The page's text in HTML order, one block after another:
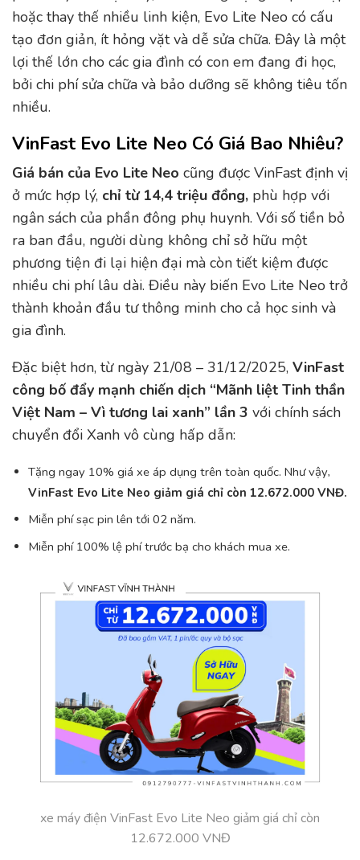
hoặc thay thế nhiều linh kiện, Evo Lite Neo có cấu
tạo đơn giản, ít hỏng vặt và dễ sửa chữa. Đây là một
lợi thế lớn cho các gia đình có con em đang đi học,
bởi chi phí sửa chữa và bảo dưỡng sẽ không tiêu tốn
nhiều.
VinFast Evo Lite Neo Có Giá Bao Nhiêu?
Giá bán của Evo Lite Neo cũng được VinFast định vị
ở mức hợp lý, chỉ từ 14,4 triệu đồng, phù hợp với
ngân sách của phần đông phụ huynh. Với số tiền bỏ
ra ban đầu, người dùng không chỉ sở hữu một
phương tiện đi lại hiện đại mà còn tiết kiệm được
nhiều chi phí lâu dài. Điều này biến Evo Lite Neo trở
thành khoản đầu tư thông minh cho cả học sinh và
gia đình.
Đặc biệt hơn, từ ngày 21/08 – 31/12/2025, VinFast
công bố đẩy mạnh chiến dịch “Mãnh liệt Tinh thần
Việt Nam – Vì tương lai xanh” lần 3 với chính sách
chuyển đổi Xanh vô cùng hấp dẫn:
Tặng ngay 10% giá xe áp dụng trên toàn quốc. Như vậy,
VinFast Evo Lite Neo giảm giá chỉ còn 12.672.000 VNĐ.
Miễn phí sạc pin lên tới 02 năm.
Miễn phí 100% lệ phí trước bạ cho khách mua xe.
xe máy điện VinFast Evo Lite Neo giảm giá chỉ còn
12.672.000 VNĐ